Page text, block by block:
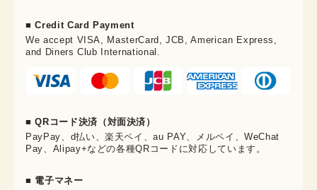
■ Credit Card Payment
We accept VISA, MasterCard, JCB, American Express,
and Diners Club International.
■ QRコード決済（対面決済）
PayPay、d払い、楽天ペイ、au PAY、メルペイ、WeChat
Pay、Alipay+などの各種QRコードに対応しています。
■ 電子マネー